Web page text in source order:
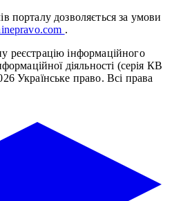
порталу дозволяється за умови
.
реєстрацію інформаційного
діяльності (серія КВ
Українське право. Всі права